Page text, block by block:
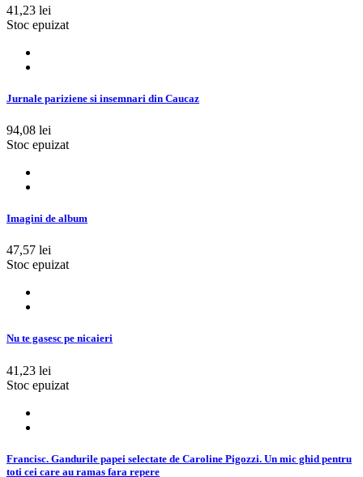
41,23 lei
Stoc epuizat
Jurnale pariziene si insemnari din Caucaz
94,08 lei
Stoc epuizat
Imagini de album
47,57 lei
Stoc epuizat
Nu te gasesc pe nicaieri
41,23 lei
Stoc epuizat
Francisc. Gandurile papei selectate de Caroline Pigozzi. Un mic ghid pentru
toti cei care au ramas fara repere